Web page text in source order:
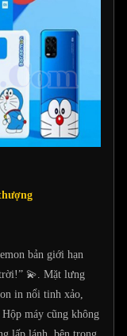
bản giới hạn
💫. Mặt lưng
in nổi tinh xảo,
máy cũng không